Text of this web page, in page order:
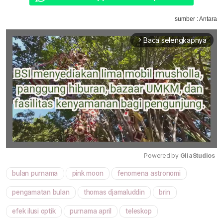
sumber : Antara
arrow_forward_ios Baca selengkapnya
Mute
Powered by GliaStudios
bulan purnama pink moon fenomena astronomi
pengamatan bulan thomas djamaluddin brin
efek ilusi optik purnama april teleskop